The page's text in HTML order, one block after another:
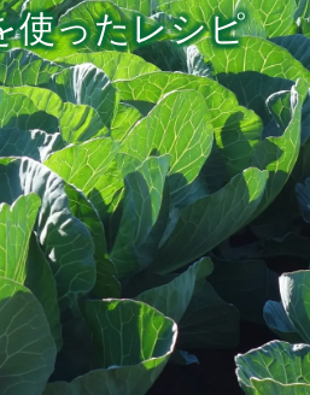
使ったレシピ